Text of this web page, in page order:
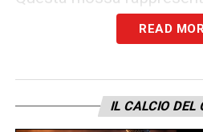
segnale da parte della
dotato il club di
manageriale abituata a
Champions League. I
READ
IL CALCIO DEL